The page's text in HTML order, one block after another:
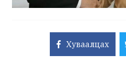
Хуваалцах